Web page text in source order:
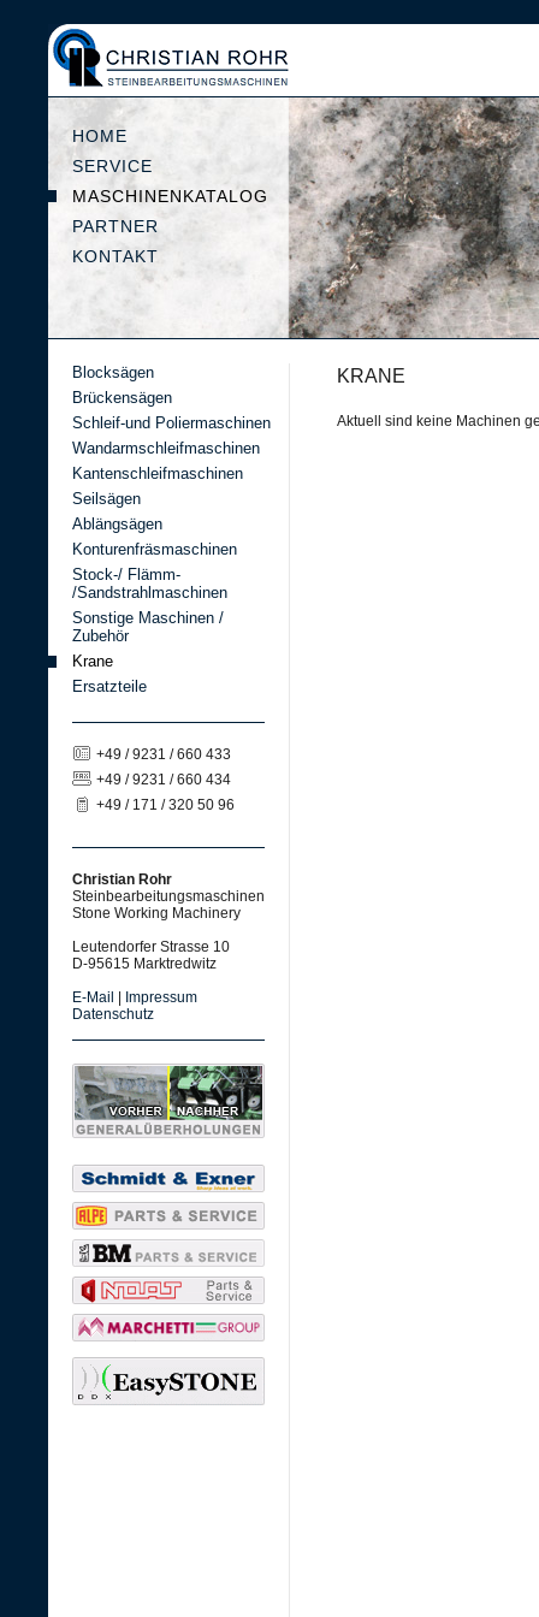
HOME
SERVICE
MASCHINENKATALOG
PARTNER
KONTAKT
Blocksägen
Brückensägen
Schleif-und Poliermaschinen
Wandarmschleifmaschinen
Kantenschleifmaschinen
Seilsägen
Ablängsägen
Konturenfräsmaschinen
Stock-/ Flämm-
/Sandstrahlmaschinen
Sonstige Maschinen /
Zubehör
Krane
Ersatzteile
+49 / 9231 / 660 433
+49 / 9231 / 660 434
+49 / 171 / 320 50 96
Christian Rohr
Steinbearbeitungsmaschinen
Stone Working Machinery
Leutendorfer Strasse 10
D-95615 Marktredwitz
E-Mail
Impressum
Datenschutz
KRANE
Aktuell sind keine Machinen